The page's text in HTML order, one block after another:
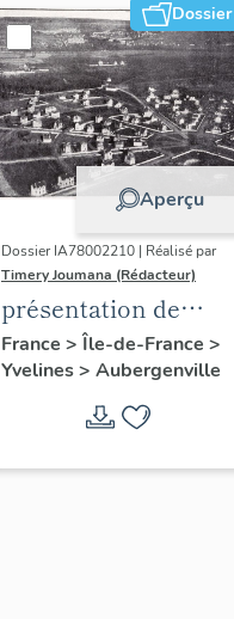
Dossier
Aperçu
Dossier IA78002210 | Réalisé par
Timery Joumana (Rédacteur)
présentation de
l'étude
d'Elisabethville
France > Île-de-France >
Yvelines> Aubergenville